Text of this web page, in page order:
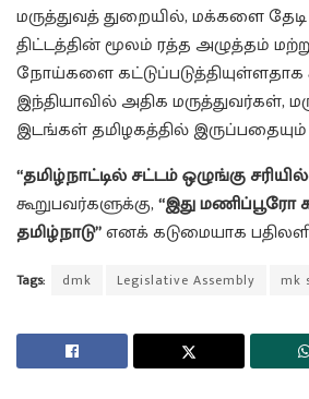
மருத்துவத் துறையில், மக்களை தேடி
திட்டத்தின் மூலம் ரத்த அழுத்தம்
நோய்களை கட்டுப்படுத்தியுள்ளதாக
இந்தியாவில் அதிக மருத்துவர்கள்,
இடங்கள் தமிழகத்தில் இருப்பதையும்
“தமிழ்நாட்டில் சட்டம் ஒழுங்கு
கூறுபவர்களுக்கு,“இது
தமிழ்நாடு”எனக் கடுமையாக
Tags: dmk Legislative Assembly mk